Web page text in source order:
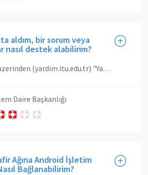
aldım, bir sorum veya
nasıl destek alabilirim?
a. İTÜ/Yardım üzerinden (yardim.itu.edu.tr) "Yardım Bileti Oluştur"a tıklayarak birimlerden BİLGİ İŞLEM DAİRE BAŞKANLIĞI ‘nı seçtikten sonra kategori olarak EBYS - Elektronik Belge Yönetim Sistemi'ni seçip yardım bileti oluşturarak veya 0212 285 39 30 nolu telefon üzerinden destek alabilirsiniz.
Daire Başkanlığı
Ağına Android İşletim
Bağlanabilirim?